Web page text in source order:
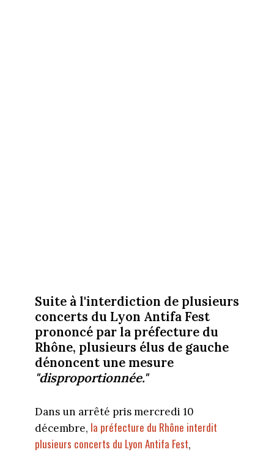
Suite à l'interdiction de plusieurs
concerts du Lyon Antifa Fest
prononcé par la préfecture du
Rhône, plusieurs élus de gauche
dénoncent une mesure
"disproportionnée."
Dans un arrêté pris mercredi 10
décembre, la préfecture du Rhône interdit
plusieurs concerts du Lyon Antifa Fest,